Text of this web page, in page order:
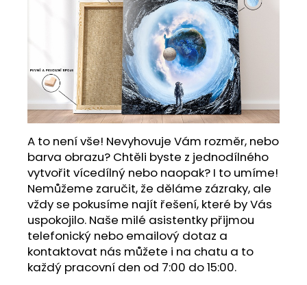
A to není vše! Nevyhovuje Vám rozměr, nebo
barva obrazu? Chtěli byste z jednodílného
vytvořit vícedílný nebo naopak? I to umíme!
Nemůžeme zaručit, že děláme zázraky, ale
vždy se pokusíme najít řešení, které by Vás
uspokojilo. Naše milé asistentky přijmou
telefonický nebo emailový dotaz a
kontaktovat nás můžete i na chatu a to
každý pracovní den od 7:00 do 15:00.